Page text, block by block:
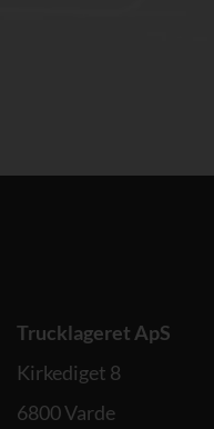
Trucklageret ApS
Kirkediget 8
6800 Varde